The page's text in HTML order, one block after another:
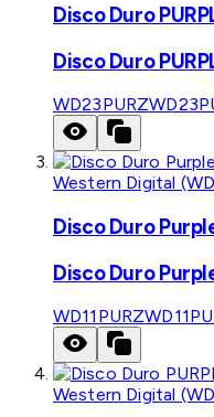
Disco Duro
Disco Duro
WD23PURZ
Western Digital
Disco Duro
Disco Duro
WD11PURZ
Western Digital